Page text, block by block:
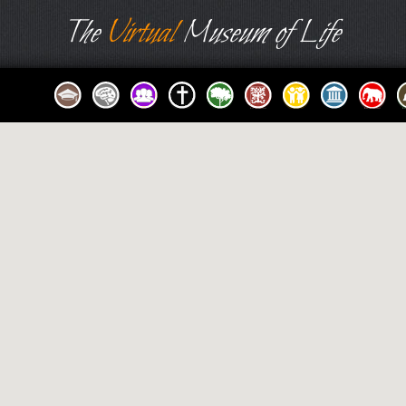
TheVirtualMuseum of Life